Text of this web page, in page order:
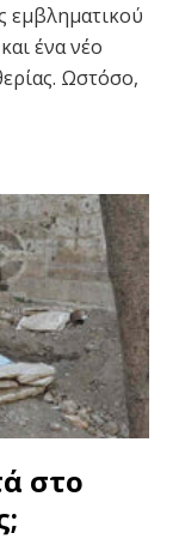
εμβληματικού
ένα νέο
Ωστόσο,
στο